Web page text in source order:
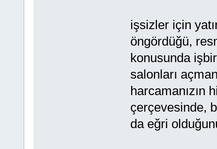
işsizler için
öngördüğü,
konusunda
salonları
harcamanızın
çerçevesinde,
da eğri